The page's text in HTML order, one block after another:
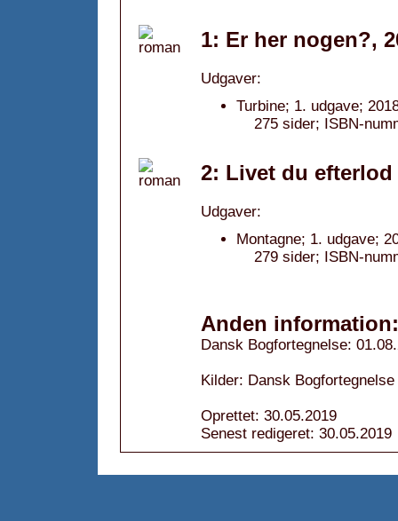
1: Er her nogen?,
Udgaver:
Turbine; 1. udgave;
275 sider; ISBN-
2: Livet du efterlod
Udgaver:
Montagne; 1. udgave;
279 sider; ISBN-
Anden information:
Dansk Bogfortegnelse:
Kilder: Dansk Bogfortegnelse
Oprettet: 30.05.2019
Senest redigeret: 30.05.2019